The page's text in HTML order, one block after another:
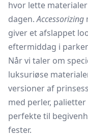
hvor lette
dagen.Accessorizing
giver et afslappet
eftermiddag i
Når vi taler om
luksuriøse
versioner af
med perler,
perfekte til
fester.